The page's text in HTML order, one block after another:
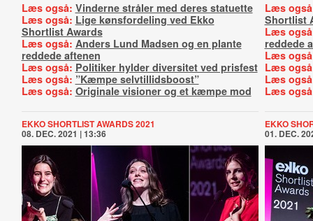
Læs også: Vinderne stråler med deres statuette
Læs også: Lige kønsfordeling ved Ekko
Shortlist Awards
Læs også: Anders Lund Madsen og en plante
reddede aftenen
Læs også: Politiker hylder diversitet ved prisfest
Læs også: ”Kæmpe selvtillidsboost”
Læs også: Originale visioner og et kæmpe mod
Læs
Shortlist
Læs
reddede
Læs
Læs
Læs
Læs
EKKO SHORTLIST AWARDS 2021
08. DEC. 2021 | 13:36
EKKO
01. DEC.